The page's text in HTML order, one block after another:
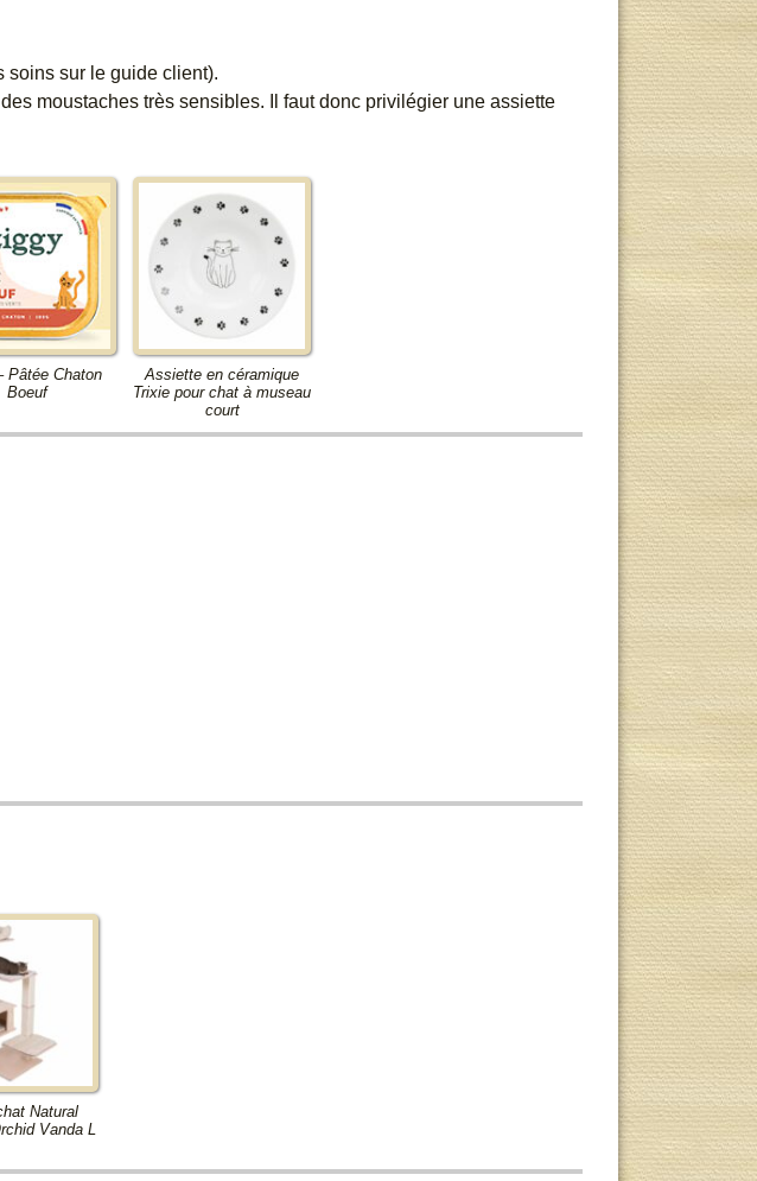
soins sur le guide client).
moustaches très sensibles. Il faut donc privilégier une assiette
Pâtée Chaton
Boeuf
Assiette en céramique
Trixie pour chat à museau
court
Natural
Vanda L